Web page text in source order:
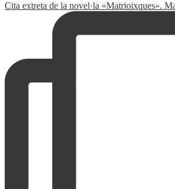
Cita extreta de la novel·la «Matrioixques».